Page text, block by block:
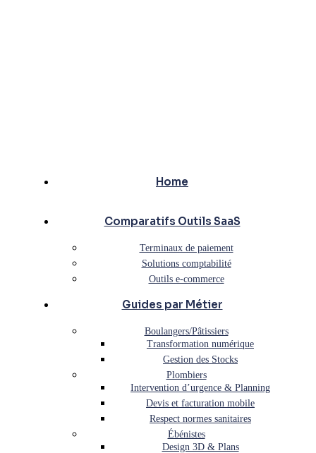
Home
Comparatifs Outils SaaS
Terminaux de paiement
Solutions comptabilité
Outils e-commerce
Guides par Métier
Boulangers/Pâtissiers
Transformation numérique
Gestion des Stocks
Plombiers
Intervention d’urgence & Planning
Devis et facturation mobile
Respect normes sanitaires
Ébénistes
Design 3D & Plans